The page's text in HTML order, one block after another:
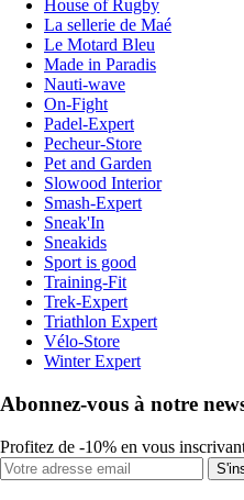
House of Rugby
La sellerie de Maé
Le Motard Bleu
Made in Paradis
Nauti-wave
On-Fight
Padel-Expert
Pecheur-Store
Pet and Garden
Slowood Interior
Smash-Expert
Sneak'In
Sneakids
Sport is good
Training-Fit
Trek-Expert
Triathlon Expert
Vélo-Store
Winter Expert
Abonnez-vous à notre
Profitez de -10% en vous